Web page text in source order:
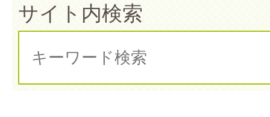
サイト内検索